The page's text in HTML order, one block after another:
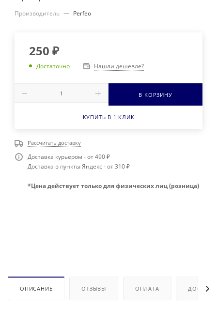
Производитель — Perfeo
250 ₽
Достаточно Нашли дешевле?
В КОРЗИНУ
КУПИТЬ В 1 КЛИК
Рассчитать доставку
Доставка курьером - от 490 ₽
Доставка в пункты Яндекс - от 310 ₽
*Цена действует только для физических лиц (розница)
ОПИСАНИЕ ОТЗЫВЫ ОПЛАТА